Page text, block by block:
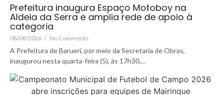
Prefeitura inaugura Espaço Motoboy na
Aldeia da Serra e amplia rede de apoio à
categoria
08/08/2026 / No Comments
A Prefeitura de Barueri, por meio da Secretaria de Obras,
inaugurou nesta quarta-feira (5), às 17h30,…